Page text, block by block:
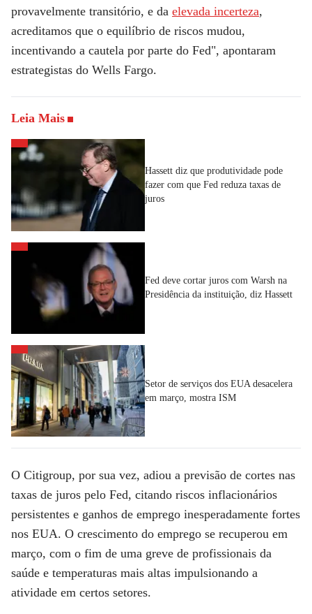
provavelmente transitório, e da elevada incerteza,
acreditamos que o equilíbrio de riscos mudou,
incentivando a cautela por parte do Fed", apontaram
estrategistas do Wells Fargo.
Leia Mais
Hassett diz que produtividade pode
fazer com que Fed reduza taxas de
juros
Fed deve cortar juros com Warsh na
Presidência da instituição, diz Hassett
Setor de serviços dos EUA desacelera
em março, mostra ISM
O Citigroup, por sua vez, adiou a previsão de cortes nas
taxas de juros pelo Fed, citando riscos inflacionários
persistentes e ganhos de emprego inesperadamente fortes
nos EUA. O crescimento do emprego se recuperou em
março, com o fim de uma greve de profissionais da
saúde e temperaturas mais altas impulsionando a
atividade em certos setores.